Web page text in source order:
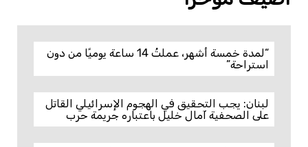
“لمدة خمسة أشهر، عملتُ 14 ساعة يوميًا من دون
استراحة”
لبنان: يجب التحقيق في الهجوم الإسرائيلي القاتل
على الصحفية آمال خليل باعتباره جريمة حرب